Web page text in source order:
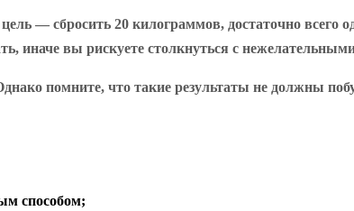
— сбросить 20 килограммов, достаточно всего
иначе вы рискуете столкнуться с
помните, что такие результаты не должны
способом;